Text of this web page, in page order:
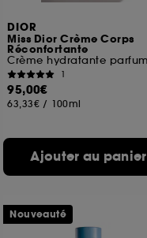
DIOR
Miss Dior Crème Corps
Réconfortante
1
95,00€
63,33€ / 100ml
Ajouter au panier
Nouveauté